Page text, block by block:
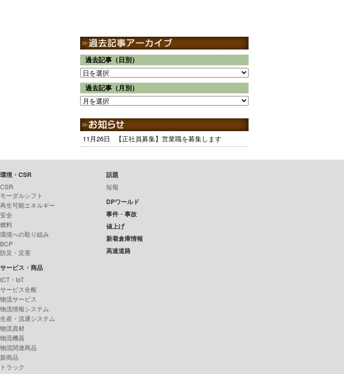
過去記事（日別）
過去記事（月別）
11月26日 【正社員募集】営業職を募集します
環境・CSR
CSR
モーダルシフト
再生可能エネルギー
安全
燃料
環境への取り組み
BCP
防災・災害
サービス・商品
ICT・IoT
サービス全般
物流サービス
物流情報システム
生産・流通システム
物流資材
物流機器
物流関連商品
新商品
トラック
話題
短報
DPワールド
事件・事故
値上げ
新着倉庫情報
高速道路